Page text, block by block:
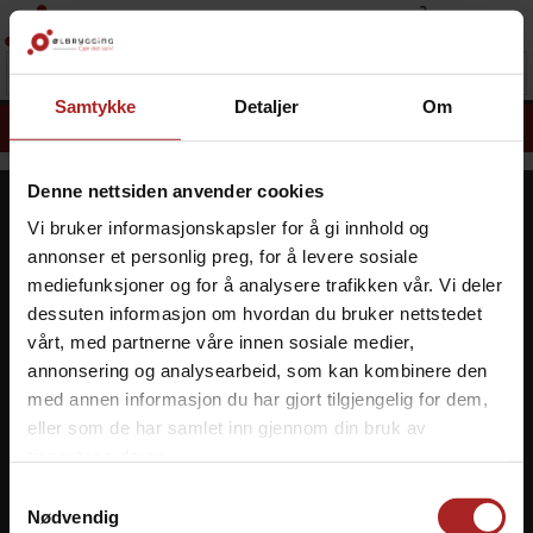
Samtykke Detaljer Om
Denne nettsiden anvender cookies
Vi bruker informasjonskapsler for å gi innhold og
annonser et personlig preg, for å levere sosiale
mediefunksjoner og for å analysere trafikken vår. Vi deler
dessuten informasjon om hvordan du bruker nettstedet
vårt, med partnerne våre innen sosiale medier,
annonsering og analysearbeid, som kan kombinere den
med annen informasjon du har gjort tilgjengelig for dem,
eller som de har samlet inn gjennom din bruk av
Nødvendig
Kontakt oss
Tel: +47 37 40 70 40
E-post:
post@olbrygging.no
Besøk vår butikk i
Grimstad:
Åpningstid: tir - fre 12-17,
lør 10-15
Adr: Østerskogen 55, 4879
Kundesenter
Min side
Ordrehistorikk
Retur
Om oss
Gavekort